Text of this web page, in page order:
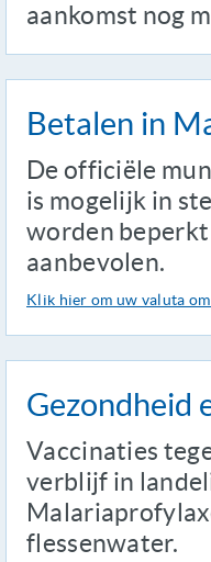
aankomst nog
Betalen in
De officiële
is mogelijk in
worden
aanbevolen.
Klik hier om uw valuta
Gezondheid
Vaccinaties
verblijf in
flessenwater.